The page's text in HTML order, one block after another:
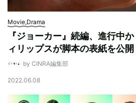
Movie,Drama
『ジョーカー』続編、進行中
ィリップスが脚本の表紙を公開
by CINRA編集部
2022.06.08